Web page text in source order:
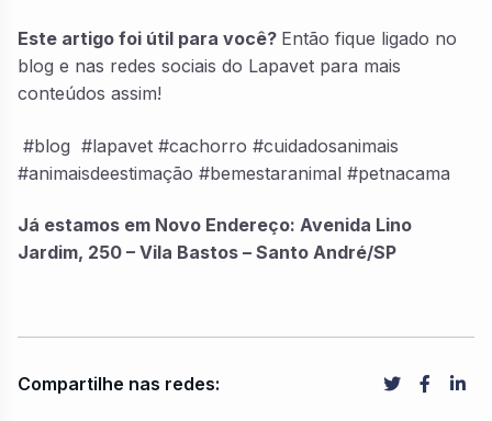
Este artigo foi útil para você? Então fique ligado no
blog e nas redes sociais do Lapavet para mais
conteúdos assim!
#blog #lapavet #cachorro #cuidadosanimais
#animaisdeestimação #bemestaranimal #petnacama
Já estamos em Novo Endereço: Avenida Lino
Jardim, 250 – Vila Bastos – Santo André/SP
Compartilhe nas redes: